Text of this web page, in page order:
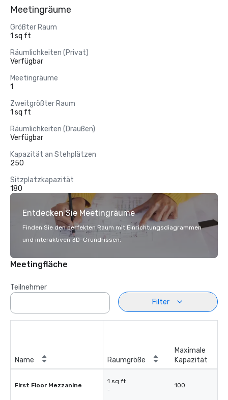
Meetingräume
Größter Raum
1 sq ft
Räumlichkeiten (Privat)
Verfügbar
Meetingräume
1
Zweitgrößter Raum
1 sq ft
Räumlichkeiten (Draußen)
Verfügbar
Kapazität an Stehplätzen
250
Sitzplatzkapazität
180
Entdecken Sie Meetingräume
Finden Sie den perfekten Raum mit Einrichtungsdiagrammen
und interaktiven 3D-Grundrissen.
Meetingfläche
Teilnehmer
Filter
Name Raumgröße
Maximale
Kapazität
First Floor Mezzanine
1 sq ft
-
100